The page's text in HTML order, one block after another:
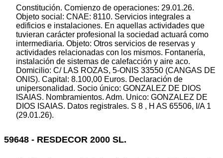
Constitución. Comienzo de operaciones: 29.01.26.
Objeto social: CNAE: 8110. Servicios integrales a
edificios e instalaciones. En aquellas actividades que
tuvieran carácter profesional la sociedad actuará como
intermediaria. Objeto: Otros servicios de reservas y
actividades relacionadas con los mismos. Fontanería,
instalación de sistemas de calefacción y aire aco.
Domicilio: C/ LAS ROZAS, 5-ONIS 33550 (CANGAS DE
ONIS). Capital: 8.100,00 Euros. Declaración de
unipersonalidad. Socio único: GONZALEZ DE DIOS
ISAIAS. Nombramientos. Adm. Unico: GONZALEZ DE
DIOS ISAIAS. Datos registrales. S 8 , H AS 65506, I/A 1
(29.01.26).
59648 - RESDECOR 2000 SL.